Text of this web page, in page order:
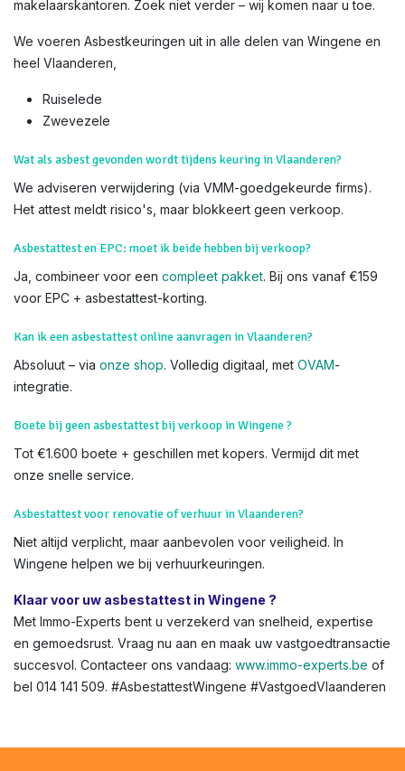
Asbestattest voor appartementen of handelspanden in Vlaanderen?
Ja, voor alle overdrachten. In Wingene 's bruisende
vastgoedmarkt is dit cruciaal voor VvE's.
Waar vind ik een erkende asbestdeskundige in Wingene ?
Immo-Experts: 50+ gecertificeerde experts, partners met 60+
We voeren Asbestkeuringen uit in alle delen van Wingene en
heel Vlaanderen,
Ruiselede
Wat als asbest gevonden wordt tijdens keuring in Vlaanderen?
We adviseren verwijdering (via VMM-goedgekeurde firms).
Asbestattest en EPC: moet ik beide hebben bij verkoop?
Ja, combineer voor een compleet pakket
. Bij ons vanaf €159
Kan ik een asbestattest online aanvragen in Vlaanderen?
Absoluut – via
onze shop . Volledig digitaal, met OVAM
Boete bij geen asbestattest bij verkoop in Wingene ?
Tot €1.600 boete + geschillen met kopers. Vermijd dit met
onze snelle service.
Asbestattest voor renovatie of verhuur in Vlaanderen?
Niet altijd verplicht, maar aanbevolen voor veiligheid. In